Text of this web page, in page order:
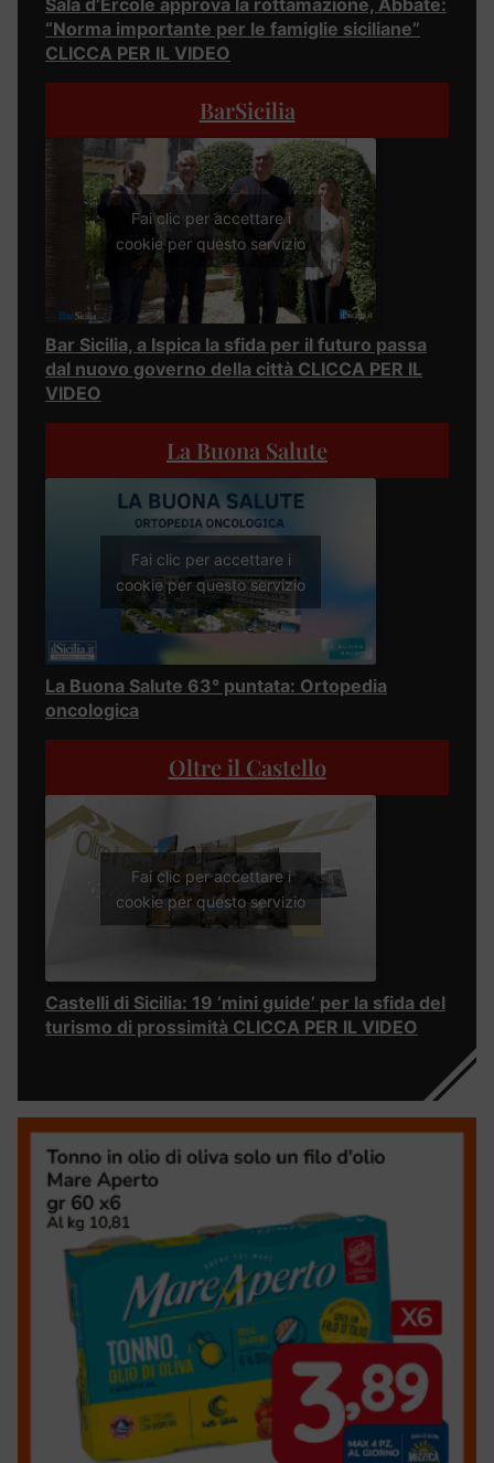
“Norma importante per le famiglie siciliane”
CLICCA PER IL VIDEO
BarSicilia
Fai clic per accettare i
cookie per questo servizio
Bar Sicilia, a Ispica la sfida per il futuro passa
dal nuovo governo della città CLICCA PER IL
VIDEO
La Buona Salute
Fai clic per accettare i
cookie per questo servizio
La Buona Salute 63° puntata: Ortopedia
oncologica
Oltre il Castello
Fai clic per accettare i
cookie per questo servizio
Castelli di Sicilia: 19 ‘mini guide’ per la sfida del
turismo di prossimità CLICCA PER IL VIDEO